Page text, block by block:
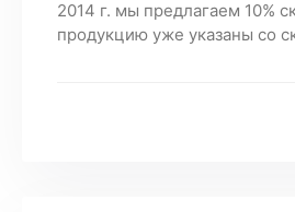
2014 г. мы предлагаем 10%
продукцию уже указаны со